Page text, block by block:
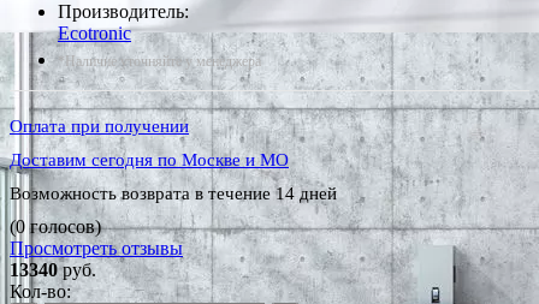
Производитель:
Ecotronic
*Наличие уточняйте у менеджера
Оплата при получении
Доставим сегодня по Москве и МО
Возможность возврата в течение 14 дней
(0 голосов)
Просмотреть отзывы
13340руб.
Кол-во: